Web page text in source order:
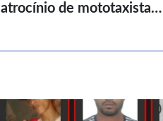
latrocínio de mototaxista…